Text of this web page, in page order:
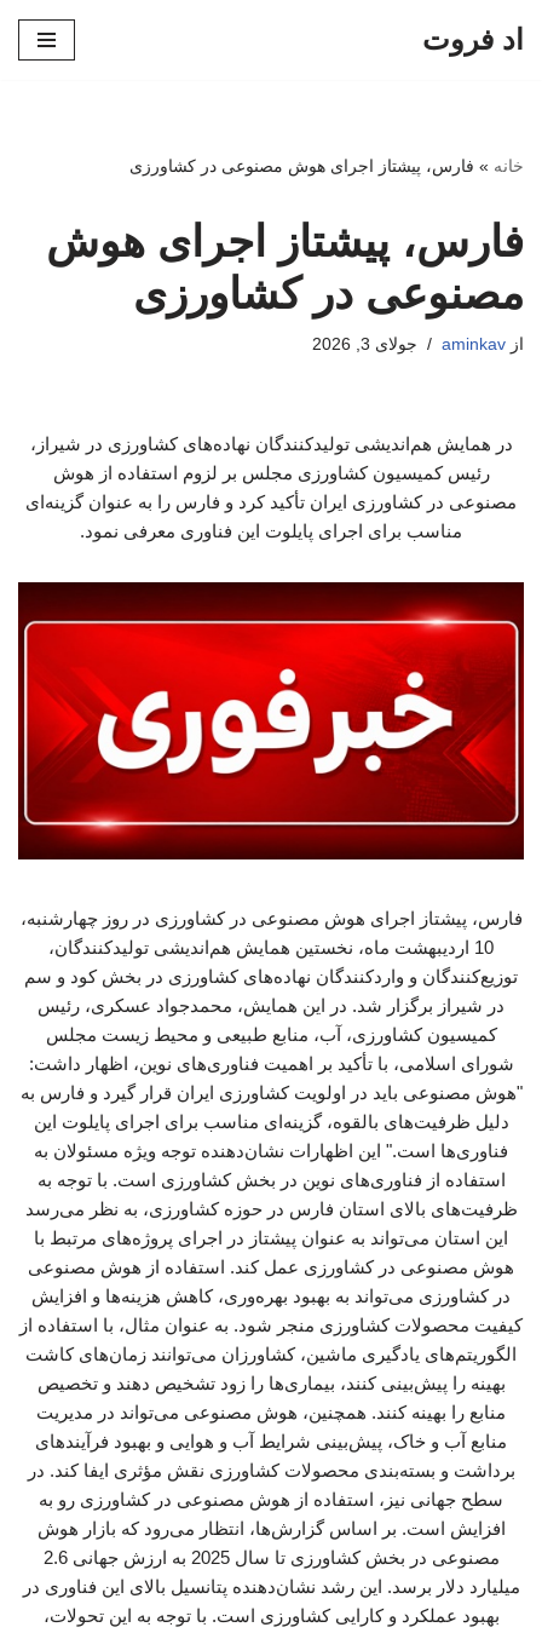
اد فروت
خانه » فارس، پیشتاز اجرای هوش مصنوعی در کشاورزی
فارس، پیشتاز اجرای هوش
مصنوعی در کشاورزی
از aminkav جولای 3, 2026
در همایش هم‌اندیشی تولیدکنندگان نهاده‌های کشاورزی در شیراز،
رئیس کمیسیون کشاورزی مجلس بر لزوم استفاده از هوش
مصنوعی در کشاورزی ایران تأکید کرد و فارس را به عنوان گزینه‌ای
مناسب برای اجرای پایلوت این فناوری معرفی نمود.
فارس، پیشتاز اجرای هوش مصنوعی در کشاورزی در روز چهارشنبه،
10 اردیبهشت ماه، نخستین همایش هم‌اندیشی تولیدکنندگان،
توزیع‌کنندگان و واردکنندگان نهاده‌های کشاورزی در بخش کود و سم
در شیراز برگزار شد. در این همایش، محمدجواد عسکری، رئیس
کمیسیون کشاورزی، آب، منابع طبیعی و محیط زیست مجلس
شورای اسلامی، با تأکید بر اهمیت فناوری‌های نوین، اظهار داشت:
"هوش مصنوعی باید در اولویت کشاورزی ایران قرار گیرد و فارس به
دلیل ظرفیت‌های بالقوه، گزینه‌ای مناسب برای اجرای پایلوت این
فناوری‌ها است." این اظهارات نشان‌دهنده توجه ویژه مسئولان به
استفاده از فناوری‌های نوین در بخش کشاورزی است. با توجه به
ظرفیت‌های بالای استان فارس در حوزه کشاورزی، به نظر می‌رسد
این استان می‌تواند به عنوان پیشتاز در اجرای پروژه‌های مرتبط با
هوش مصنوعی در کشاورزی عمل کند. استفاده از هوش مصنوعی
در کشاورزی می‌تواند به بهبود بهره‌وری، کاهش هزینه‌ها و افزایش
کیفیت محصولات کشاورزی منجر شود. به عنوان مثال، با استفاده از
الگوریتم‌های یادگیری ماشین، کشاورزان می‌توانند زمان‌های کاشت
بهینه را پیش‌بینی کنند، بیماری‌ها را زود تشخیص دهند و تخصیص
منابع را بهینه کنند. همچنین، هوش مصنوعی می‌تواند در مدیریت
منابع آب و خاک، پیش‌بینی شرایط آب و هوایی و بهبود فرآیندهای
برداشت و بسته‌بندی محصولات کشاورزی نقش مؤثری ایفا کند. در
سطح جهانی نیز، استفاده از هوش مصنوعی در کشاورزی رو به
افزایش است. بر اساس گزارش‌ها، انتظار می‌رود که بازار هوش
مصنوعی در بخش کشاورزی تا سال 2025 به ارزش جهانی 2.6
میلیارد دلار برسد. این رشد نشان‌دهنده پتانسیل بالای این فناوری در
بهبود عملکرد و کارایی کشاورزی است. با توجه به این تحولات،